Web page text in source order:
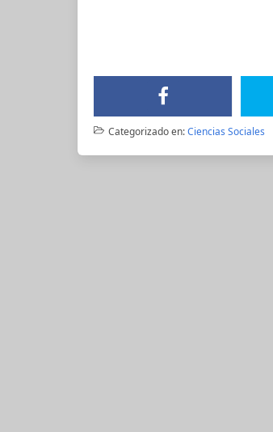
Categorizado en:Ciencias Sociales